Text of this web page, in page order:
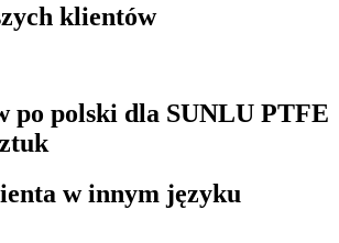
klientów
po polski dla SUNLU PTFE
w innym języku